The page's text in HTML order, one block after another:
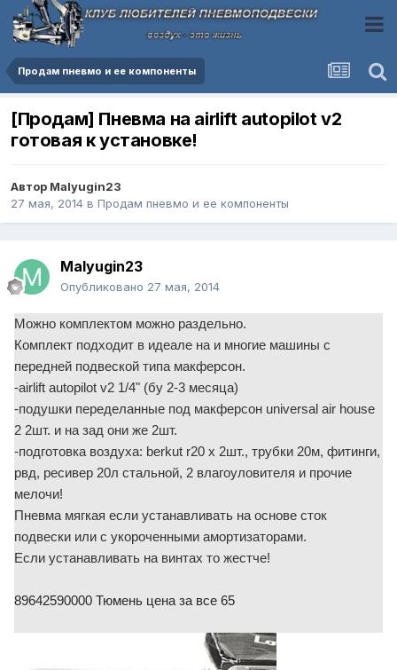
Продам пневмо и ее компоненты
[Продам] Пневма на airlift autopilot v2
готовая к установке!
Автор Malyugin23
27 мая, 2014 в Продам пневмо и ее компоненты
Malyugin23
Опубликовано 27 мая, 2014
Можно комплектом можно раздельно.
Комплект подходит в идеале на и многие машины с
передней подвеской типа макферсон.
-airlift autopilot v2 1/4" (бу 2-3 месяца)
-подушки переделанные под макферсон universal air house
2 2шт. и на зад они же 2шт.
-подготовка воздуха: berkut r20 x 2шт., трубки 20м, фитинги,
рвд, ресивер 20л стальной, 2 влагоуловителя и прочие
мелочи!
Пневма мягкая если устанавливать на основе сток
подвески или с укороченными амортизаторами.
Если устанавливать на винтах то жестче!
89642590000 Тюмень цена за все 65